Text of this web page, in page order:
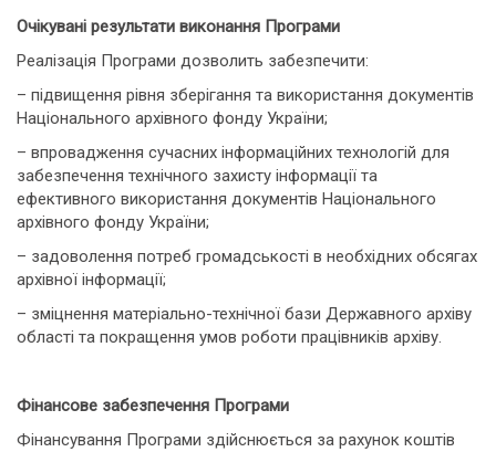
Очікувані результати виконання Програми
Реалізація Програми дозволить забезпечити:
– підвищення рівня зберігання та використання документів
Національного архівного фонду України;
– впровадження сучасних інформаційних технологій для
забезпечення технічного захисту інформації та
ефективного використання документів Національного
архівного фонду України;
– задоволення потреб громадськості в необхідних обсягах
архівної інформації;
– зміцнення матеріально-технічної бази Державного архіву
області та покращення умов роботи працівників архіву.
Фінансове забезпечення Програми
Фінансування Програми здійснюється за рахунок коштів